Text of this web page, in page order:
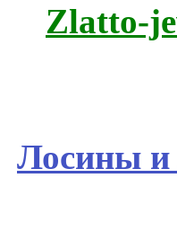
Zlatto-
Лосины и